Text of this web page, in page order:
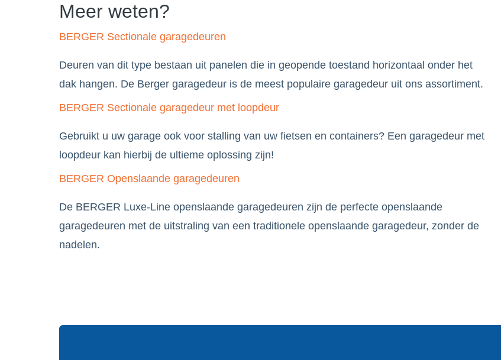
Meer weten?
BERGER Sectionale garagedeuren
Deuren van dit type bestaan uit panelen die in geopende toestand horizontaal onder het
dak hangen. De Berger garagedeur is de meest populaire garagedeur uit ons assortiment.
BERGER Sectionale garagedeur met loopdeur
Gebruikt u uw garage ook voor stalling van uw fietsen en containers? Een garagedeur met
loopdeur kan hierbij de ultieme oplossing zijn!
BERGER Openslaande garagedeuren
De BERGER Luxe-Line openslaande garagedeuren zijn de perfecte openslaande
garagedeuren met de uitstraling van een traditionele openslaande garagedeur, zonder de
nadelen.